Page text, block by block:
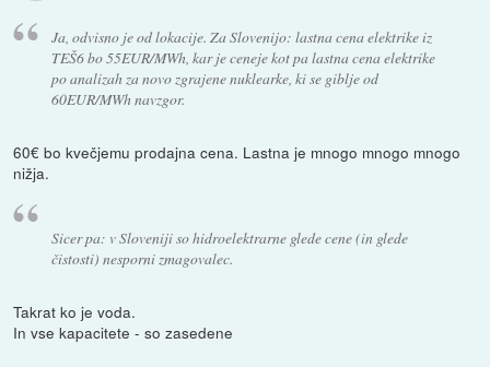
Ja, odvisno je od lokacije. Za Slovenijo: lastna cena elektrike iz
TEŠ6 bo 55EUR/MWh, kar je ceneje kot pa lastna cena elektrike
po analizah za novo zgrajene nuklearke, ki se giblje od
60EUR/MWh navzgor.
60€ bo kvečjemu prodajna cena. Lastna je mnogo mnogo mnogo
nižja.
Sicer pa: v Sloveniji so hidroelektrarne glede cene (in glede
čistosti) nesporni zmagovalec.
Takrat ko je voda.
In vse kapacitete - so zasedene